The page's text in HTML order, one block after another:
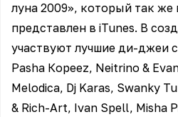
луна 2009», который так же
представлен в iTunes. В
участвуют лучшие ди-джеи
Pasha Корееz, Neitrino &
Melodica, Dj Karas, Swanky
& Rich-Art, Ivan Spell, Misha